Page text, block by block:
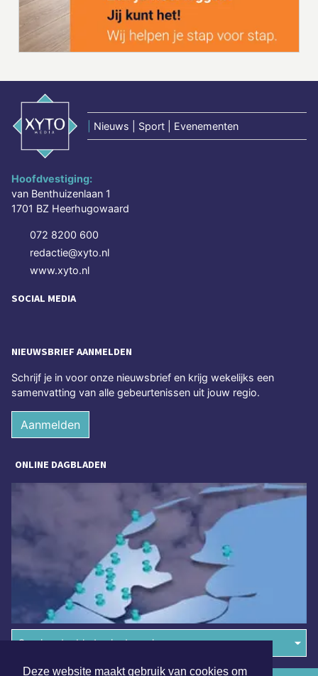
Deze website maakt gebruik van cookies om
Nieuws | Sport | Evenementen
Hoofdvestiging:
van Benthuizenlaan 1
1701 BZ Heerhugowaard
072 8200 600
redactie@xyto.nl
www.xyto.nl
SOCIAL MEDIA
NIEUWSBRIEF AANMELDEN
Schrijf je in voor onze nieuwsbrief en krijg wekelijks een
samenvatting van alle gebeurtenissen uit jouw regio.
Aanmelden
ONLINE DAGBLADEN
Overige dagbladen in de regio